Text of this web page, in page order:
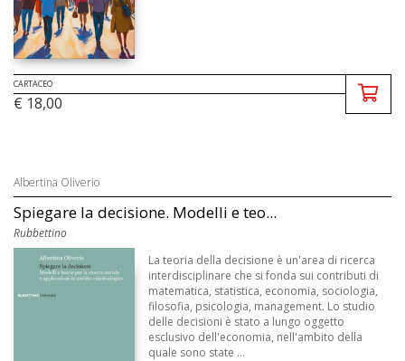
CARTACEO
€ 18,00
Albertina Oliverio
Spiegare la decisione. Modelli e teo...
Rubbettino
La teoria della decisione è un'area di ricerca
interdisciplinare che si fonda sui contributi di
matematica, statistica, economia, sociologia,
filosofia, psicologia, management. Lo studio
delle decisioni è stato a lungo oggetto
esclusivo dell'economia, nell'ambito della
quale sono state ...